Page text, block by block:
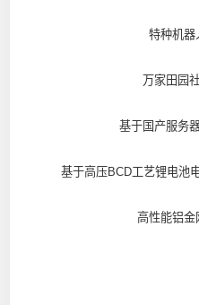
特种机器
万家田园
基于国产服务
基于高压BCD工艺锂电池
高性能铝金